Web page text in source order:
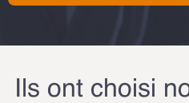
Ils ont choisi